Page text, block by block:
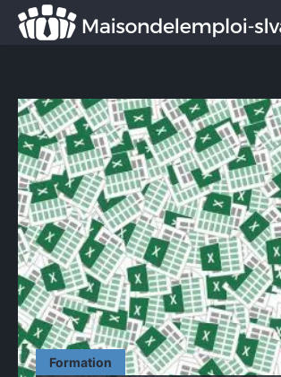
Formation
Formation
Marketing
Entreprise
Services
CONTACT